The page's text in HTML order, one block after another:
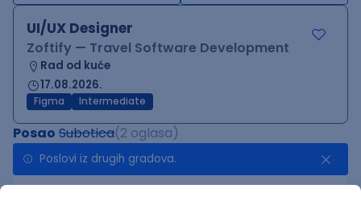
UI/UX Designer
Zoftify — Travel Software Development
Rad od kuće
17.08.2026.
Figma Intermediate
Posao Subotica(2 oglasa)
Poslovi iz drugih gradova.